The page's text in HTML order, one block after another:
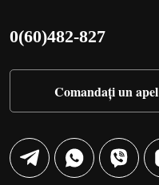
0(60)482-827
Comandați un apel